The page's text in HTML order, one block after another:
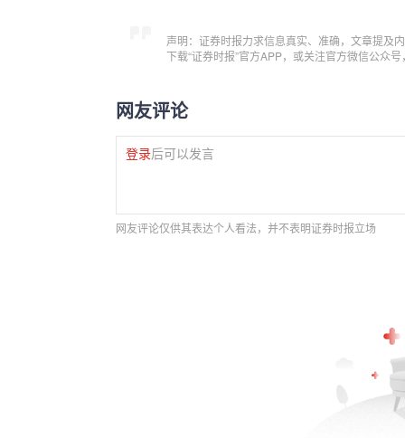
声明：证券时报力求信息真实、准确，文章提及
下载“证券时报”官方APP，或关注官方微信公众
网友评论
登录后可以发言
网友评论仅供其表达个人看法，并不表明证券时报立场